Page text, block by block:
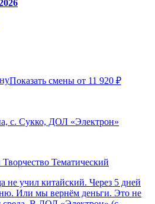
Показать смены от 11 920 ₽
с. Сукко, ДОЛ «Электрон»
Творчество Тематический
не учил китайский. Через 5 дней
Или мы вернём деньги. Это не